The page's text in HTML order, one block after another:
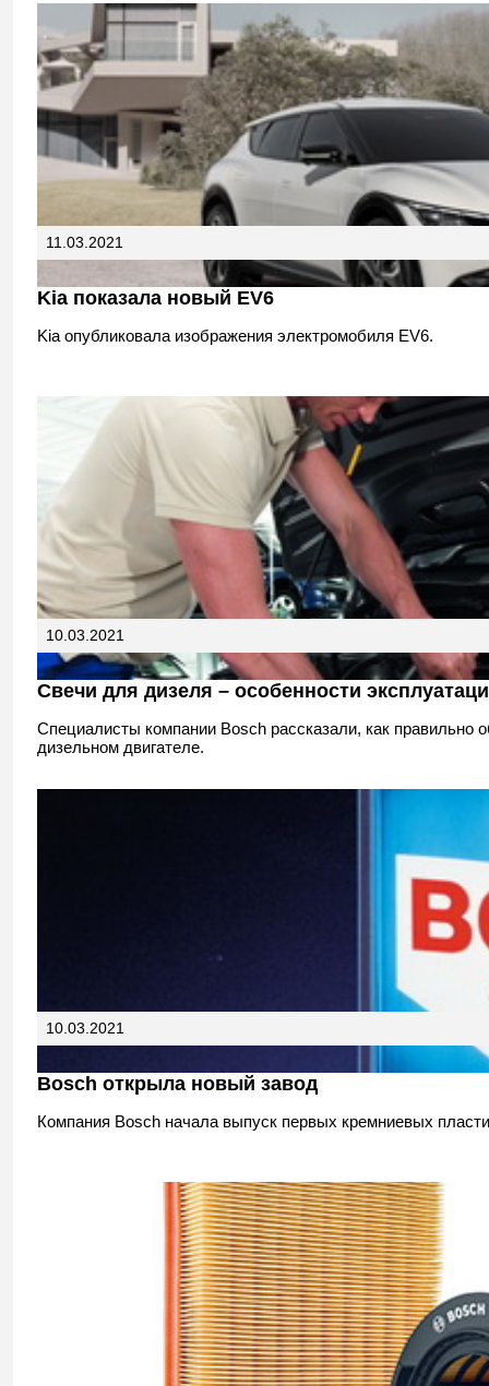
11.03.2021
Kia показала новый EV6
Kia опубликовала изображения электромобиля EV6.
10.03.2021
Свечи для дизеля – особенности
Специалисты компании Bosch рассказали, как правильно
дизельном двигателе.
10.03.2021
Bosch открыла новый завод
Компания Bosch начала выпуск первых кремниевых